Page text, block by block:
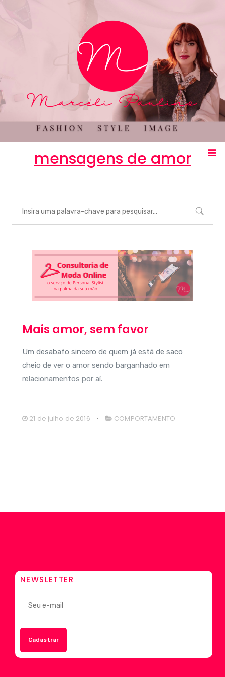
mensagens de amor
Mais amor, sem favor
Um desabafo sincero de quem já está de saco
cheio de ver o amor sendo barganhado em
relacionamentos por aí.
21 de julho de 2016 COMPORTAMENTO
NEWSLETTER